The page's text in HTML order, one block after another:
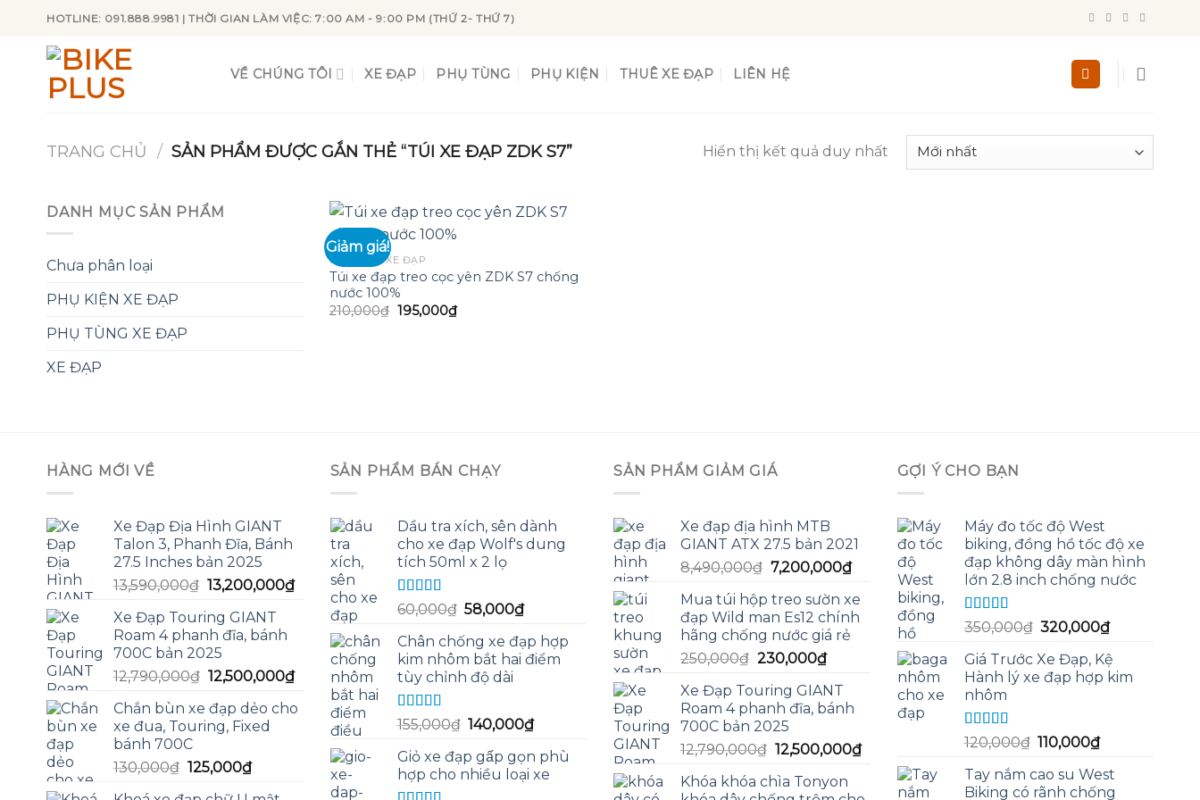
content
HOTLINE: 091.888.9981 | THỜI GIAN LÀM VIỆC: 7:00 AM - 9:00 PM (THỨ 2- THỨ 7)
VỀ CHÚNG TÔI XE ĐẠP PHỤ TÙNG PHỤ KIỆN THUÊ XE ĐẠP LIÊN HỆ
TRANG CHỦ / SẢN PHẨM ĐƯỢC GẮN THẺ “TÚI XE ĐẠP ZDK S7” Hiển thị kết quả duy nhất
DANH MỤC SẢN PHẨM
Chưa phân loại
PHỤ KIỆN XE ĐẠP
PHỤ TÙNG XE ĐẠP
XE ĐẠP
Giảm giá!
Add to
PHỤ KIỆN XE ĐẠP
Túi xe đạp treo cọc yên ZDK S7 chống
nước 100%
210,000₫ Giá
195,000₫Giá
HÀNG MỚI VỀ
Xe Đạp Địa Hình GIANT
Talon 3, Phanh Đĩa, Bánh
27.5 Inches bản 2025
13,590,000₫ Giá
là:
13,590,000₫.
13,200,000₫Giá
13,200,000₫.
Xe Đạp Touring GIANT
Roam 4 phanh đĩa, bánh
700C bản 2025
12,790,000₫ Giá
là:
12,790,000₫.
12,500,000₫Giá
tại
12,500,000₫.
Chắn bùn xe đạp dẻo cho
xe đua, Touring, Fixed
bánh 700C
130,000₫ Giá
125,000₫Giá
SẢN PHẨM BÁN CHẠY
Dầu tra xích, sên dành
cho xe đạp Wolf's dung
tích 50ml x 2 lọ
Được xếp
hạng
5.005
sao
60,000₫ Giá
là:
60,000₫.
58,000₫Giá
tại
là:
Chân chống xe đạp hợp
kim nhôm bắt hai điểm
tùy chỉnh độ dài
Được xếp
hạng
5.005
sao
155,000₫ Giá
là:
155,000₫.
140,000₫Giá
tại
là:
Giỏ xe đạp gấp gọn phù
hợp cho nhiều loại xe
SẢN PHẨM GIẢM GIÁ
Xe đạp địa hình MTB
GIANT ATX 27.5 bản 2021
8,490,000₫ Giá
là:
8,490,000₫.
7,200,000₫Giá
tại
là:
7,200,000₫.
Mua túi hộp treo sườn xe
đạp Wild man Es12 chính
hãng chống nước giá rẻ
250,000₫ Giá
là:
250,000₫.
230,000₫Giá
tại
là:
Xe Đạp Touring GIANT
Roam 4 phanh đĩa, bánh
700C bản 2025
12,790,000₫ Giá
là:
12,500,000₫Giá
Khóa khóa chìa Tonyon
GỢI Ý CHO BẠN
Máy đo tốc độ West
biking, đồng hồ tốc độ xe
đạp không dây màn hình
lớn 2.8 inch chống nước
Được xếp
hạng
5
sao
350,000₫ Giá
là:
350,000₫.
320,000₫Giá
tại
là:
Giá Trước Xe Đạp, Kệ
Hành lý xe đạp hợp kim
nhôm
Được xếp
hạng
5
sao
120,000₫ Giá
là:
110,000₫Giá
tại
Tay nắm cao su West
Biking có rãnh chống